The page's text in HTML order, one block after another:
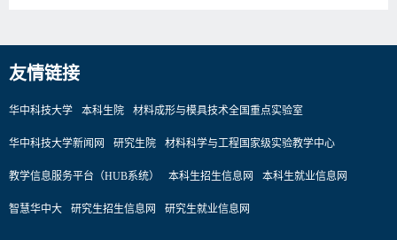
友情链接
华中科技大学 本科生院 材料成形与模具技术全国重点实验室
华中科技大学新闻网 研究生院 材料科学与工程国家级实验教学中心
教学信息服务平台（HUB系统） 本科生招生信息网 本科生就业信息网
智慧华中大 研究生招生信息网 研究生就业信息网